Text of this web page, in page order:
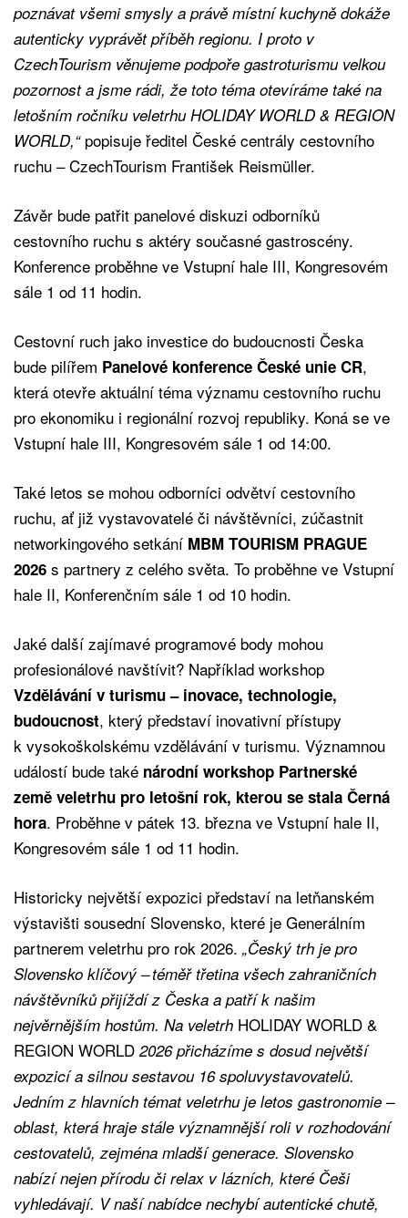
poznávat všemi smysly a právě místní kuchyně dokáže
autenticky vyprávět příběh regionu. I proto v
CzechTourism věnujeme podpoře gastroturismu velkou
pozornost a jsme rádi, že toto téma otevíráme také na
letošním ročníku veletrhu HOLIDAY WORLD & REGION
WORLD,“ popisuje ředitel České centrály cestovního
ruchu – CzechTourism František Reismüller.
Závěr bude patřit panelové diskuzi odborníků
cestovního ruchu s aktéry současné gastroscény.
Konference proběhne ve Vstupní hale III, Kongresovém
sále 1 od 11 hodin.
Cestovní ruch jako investice do budoucnosti Česka
bude pilířem Panelové konference České unie CR,
která otevře aktuální téma významu cestovního ruchu
pro ekonomiku i regionální rozvoj republiky. Koná se ve
Vstupní hale III, Kongresovém sále 1 od 14:00.
Také letos se mohou odborníci odvětví cestovního
ruchu, ať již vystavovatelé či návštěvníci, zúčastnit
networkingového setkání MBM TOURISM PRAGUE
2026 s partnery z celého světa. To proběhne ve Vstupní
hale II, Konferenčním sále 1 od 10 hodin.
Jaké další zajímavé programové body mohou
profesionálové navštívit? Například workshop
Vzdělávání v turismu – inovace, technologie,
budoucnost, který představí inovativní přístupy
k vysokoškolskému vzdělávání v turismu. Významnou
událostí bude také národní workshop Partnerské
země veletrhu pro letošní rok, kterou se stala Černá
hora. Proběhne v pátek 13. března ve Vstupní hale II,
Kongresovém sále 1 od 11 hodin.
Historicky největší expozici představí na letňanském
výstavišti sousední Slovensko, které je Generálním
partnerem veletrhu pro rok 2026. „Český trh je pro
Slovensko klíčový – téměř třetina všech zahraničních
návštěvníků přijíždí z Česka a patří k našim
nejvěrnějším hostům. Na veletrh HOLIDAY WORLD &
REGION WORLD 2026 přicházíme s dosud největší
expozicí a silnou sestavou 16 spoluvystavovatelů.
Jedním z hlavních témat veletrhu je letos gastronomie –
oblast, která hraje stále významnější roli v rozhodování
cestovatelů, zejména mladší generace. Slovensko
nabízí nejen přírodu či relax v lázních, které Češi
vyhledávají. V naší nabídce nechybí autentické chutě,